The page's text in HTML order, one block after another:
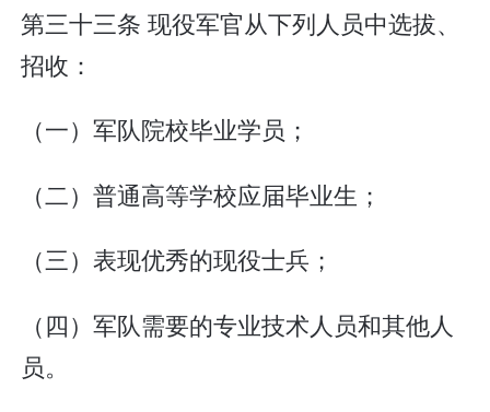
第三十三条 现役军官从下列人员中选拔、
招收：
（一）军队院校毕业学员；
（二）普通高等学校应届毕业生；
（三）表现优秀的现役士兵；
（四）军队需要的专业技术人员和其他人
员。